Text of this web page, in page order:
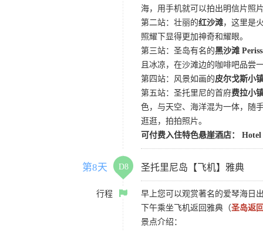
海，用手机就可以拍出明信片照
第二站：壮丽的红沙滩，这里是
照耀下显得更加神奇和耀眼。
第三站：圣岛有名的黑沙滩
且冰凉，在沙滩边的咖啡吧品尝
第四站：风景如画的皮尔戈斯小
第五站：圣托里尼的首府费拉小
色，与天空、海洋混为一体，随
逛逛，拍拍照片。
可付费入住特色悬崖酒店：
第8天 D8 圣托里尼岛【飞机】雅典
行程
早上您可以观赏著名的爱琴海日
下午乘坐飞机返回雅典（圣岛返
景点介绍：